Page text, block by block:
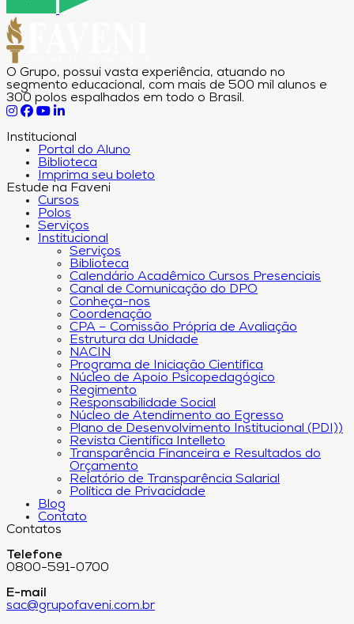
O Grupo, possui vasta experiência, atuando no
segmento educacional, com mais de 500 mil alunos e
300 polos espalhados em todo o Brasil.
Institucional
Portal do Aluno
Biblioteca
Imprima seu boleto
Estude na Faveni
Cursos
Polos
Serviços
Institucional
Serviços
Biblioteca
Calendário Acadêmico Cursos Presenciais
Canal de Comunicação do DPO
Conheça-nos
Coordenação
CPA – Comissão Própria de Avaliação
Estrutura da Unidade
NACIN
Programa de Iniciação Científica
Núcleo de Apoio Psicopedagógico
Regimento
Responsabilidade Social
Núcleo de Atendimento ao Egresso
Plano de Desenvolvimento Institucional (PDI))
Revista Científica Intelleto
Transparência Financeira e Resultados do
Orçamento
Relatório de Transparência Salarial
Política de Privacidade
Blog
Contato
Contatos
Telefone
0800-591-0700
E-mail
sac@grupofaveni.com.br